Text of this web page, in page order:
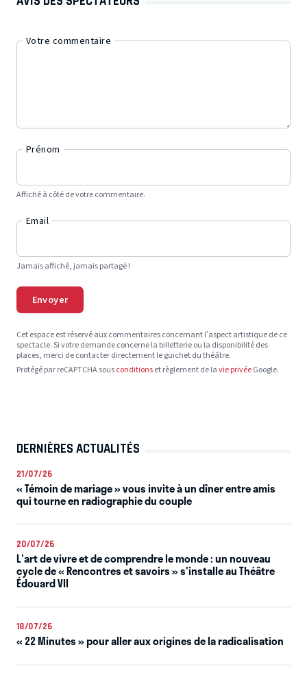
Votre commentaire
Prénom
Affiché à côté de votre commentaire.
Email
Jamais affiché, jamais partagé !
Envoyer
Cet espace est réservé aux commentaires concernant l’aspect artistique de ce
spectacle. Si votre demande concerne la billetterie ou la disponibilité des
places, merci de contacter directement le guichet du théâtre.
Protégé par reCAPTCHA sousconditionset règlement de lavie privéeGoogle.
DERNIÈRES ACTUALITÉS
21/07/26
« Témoin de mariage » vous invite à un dîner entre amis
qui tourne en radiographie du couple
20/07/26
L'art de vivre et de comprendre le monde : un nouveau
cycle de « Rencontres et savoirs » s'installe au Théâtre
Édouard VII
18/07/26
« 22 Minutes » pour aller aux origines de la radicalisation